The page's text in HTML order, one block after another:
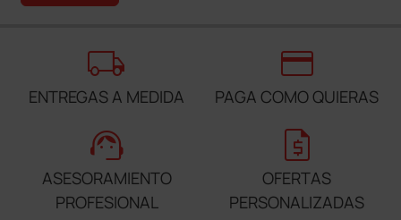
local_shipping
ENTREGAS A MEDIDA
credit_card
PAGA COMO QUIERAS
support_agent
ASESORAMIENTO
PROFESIONAL
request_quote
OFERTAS
PERSONALIZADAS